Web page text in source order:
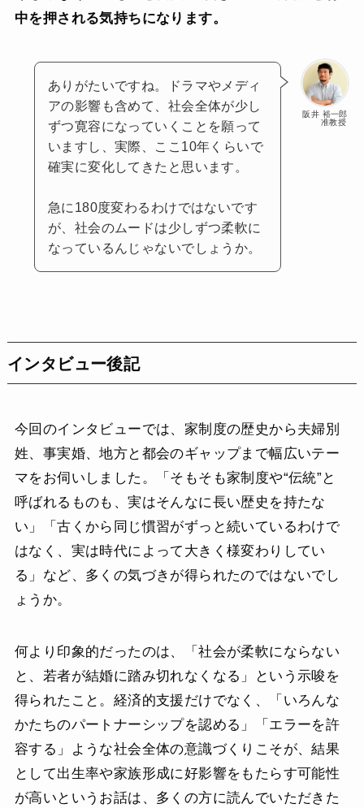
中を押される気持ちになります。
阪井 裕一郎
准教授
ありがたいですね。ドラマやメディ
アの影響も含めて、社会全体が少し
ずつ寛容になっていくことを願って
いますし、実際、ここ10年くらいで
確実に変化してきたと思います。
急に180度変わるわけではないです
が、社会のムードは少しずつ柔軟に
なっているんじゃないでしょうか。
インタビュー後記
今回のインタビューでは、家制度の歴史から夫婦別
姓、事実婚、地方と都会のギャップまで幅広いテー
マをお伺いしました。「そもそも家制度や“伝統”と
呼ばれるものも、実はそんなに長い歴史を持たな
い」「古くから同じ慣習がずっと続いているわけで
はなく、実は時代によって大きく様変わりしてい
る」など、多くの気づきが得られたのではないでし
ょうか。
何より印象的だったのは、「社会が柔軟にならない
と、若者が結婚に踏み切れなくなる」という示唆を
得られたこと。経済的支援だけでなく、「いろんな
かたちのパートナーシップを認める」「エラーを許
容する」ような社会全体の意識づくりこそが、結果
として出生率や家族形成に好影響をもたらす可能性
が高いというお話は、多くの方に読んでいただきた